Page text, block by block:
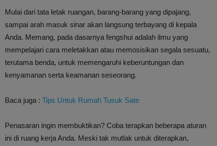
Mulai dari tata letak ruangan, barang-barang yang dipajang,
sampai arah masuk sinar akan langsung terbayang di kepala
Anda. Memang, pada dasarnya fengshui adalah ilmu yang
mempelajari cara meletakkan atau memosisikan segala sesuatu,
terutama benda, untuk memengaruhi keberuntungan dan
kenyamanan serta keamanan seseorang.
Baca juga : Tips Untuk Rumah Tusuk Sate
Penasaran ingin membuktikan? Coba terapkan beberapa aturan
ini di ruang kerja Anda. Meski tak mutlak untuk diterapkan,